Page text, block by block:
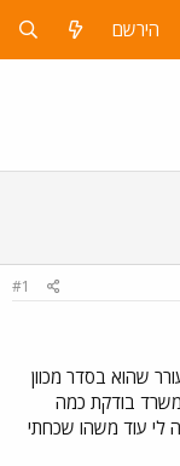
הירשם
#1
שהוא בסדר מכוון
בודקת כמה
עוד משהו שכחתי